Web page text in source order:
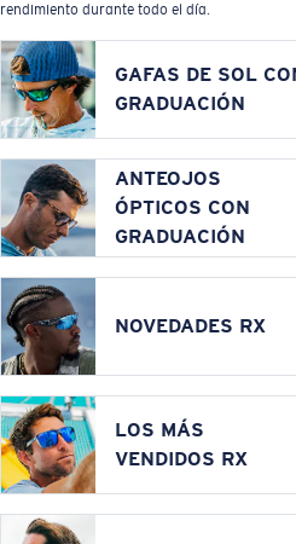
rendimiento durante todo el día.
GAFAS DE SOL
GRADUACIÓN
ANTEOJOS
ÓPTICOS CON
GRADUACIÓN
NOVEDADES RX
LOS MÁS
VENDIDOS RX